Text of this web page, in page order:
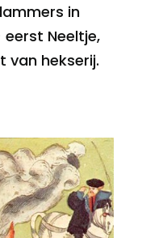
in
eerst Neeltje,
van hekserij.